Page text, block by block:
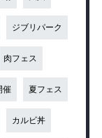
ジブリパーク
肉フェス
催 夏フェス
カルビ丼